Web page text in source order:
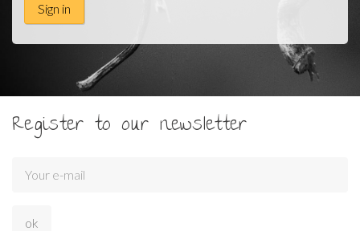
Sign in
Register to our newsletter